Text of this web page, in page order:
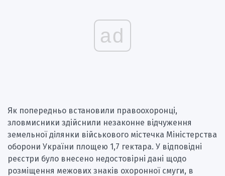
ad
Як попередньо встановили правоохоронці,
зловмисники здійснили незаконне відчуження
земельної ділянки військового містечка Міністерства
оборони України площею 1,7 гектара. У відповідні
реєстри було внесено недостовірні дані щодо
розміщення межових знаків охоронної смуги, в